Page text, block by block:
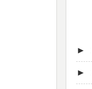
►
►